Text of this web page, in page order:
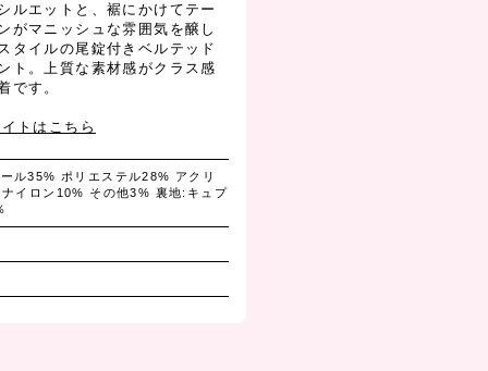
ルエットと、裾にかけてテー
がマニッシュな雰囲気を醸し
タイルの尾錠付きベルテッド
ト。上質な素材感がクラス感
です。
トはこちら
ル35% ポリエステル28% アクリ
イロン10% その他3% 裏地:キュプ